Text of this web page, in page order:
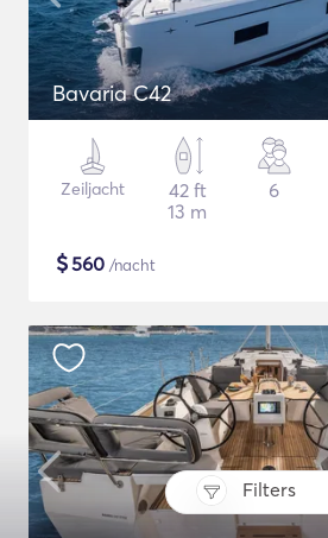
Filters
Bavaria C42
Zeiljacht
42 ft
13 m
6
$560 /nacht